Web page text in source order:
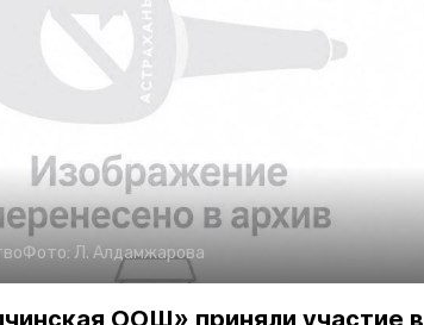
Фото: Л. Алдамжарова
ООШ» приняли участие в